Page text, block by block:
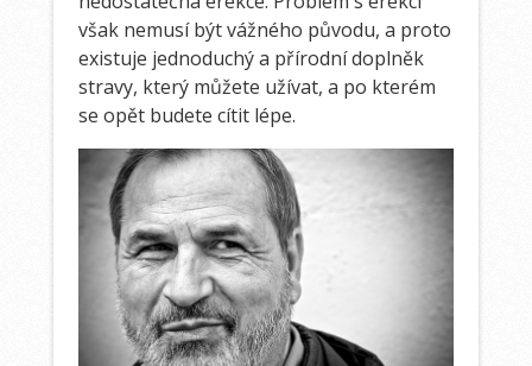
však nemusí být vážného původu, a proto
existuje jednoduchý a přírodní doplněk
stravy, který můžete užívat, a po kterém
se opět budete cítit lépe.